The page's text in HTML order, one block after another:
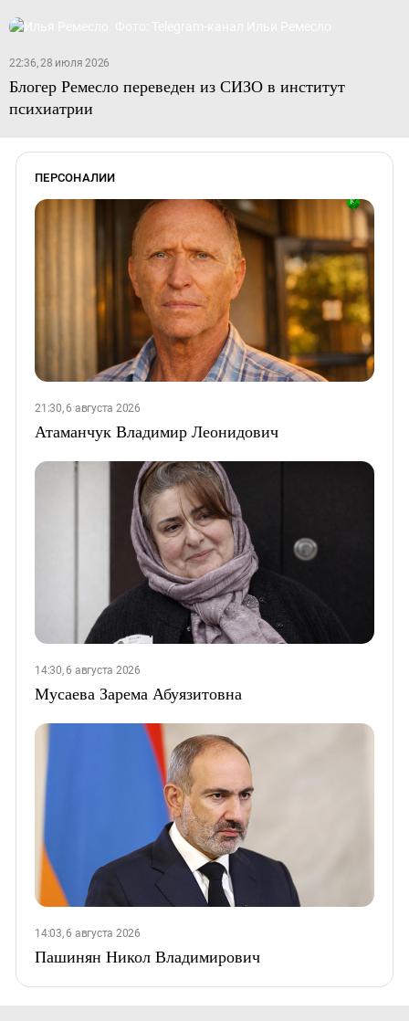
22:36, 28 июля 2026
Блогер Ремесло переведен из СИЗО в институт
психиатрии
ПЕРСОНАЛИИ
21:30, 6 августа 2026
Атаманчук Владимир Леонидович
14:30, 6 августа 2026
Мусаева Зарема Абуязитовна
14:03, 6 августа 2026
Пашинян Никол Владимирович